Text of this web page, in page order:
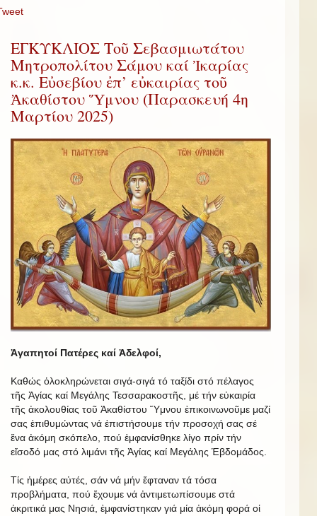
ΕΓΚΥΚΛΙΟΣ Τοῦ Σεβασμιωτάτου
Μητροπολίτου Σάμου καί Ἰκαρίας
κ.κ. Εὐσεβίου ἐπ’ εὐκαιρίας τοῦ
Ἀκαθίστου Ὕμνου (Παρασκευή 4η
Μαρτίου 2025)
Ἀγαπητοί Πατέρες καί Ἀδελφοί,
Καθώς ὁλοκληρώνεται σιγά-σιγά τό ταξίδι στό πέλαγος
τῆς Ἁγίας καί Μεγάλης Τεσσαρακοστῆς, μέ τήν εὐκαιρία
τῆς ἀκολουθίας τοῦ Ἀκαθίστου Ὕμνου ἐπικοινωνοῦμε μαζί
σας ἐπιθυμώντας νά ἐπιστήσουμε τήν προσοχή σας σέ
ἕνα ἀκόμη σκόπελο, πού ἐμφανίσθηκε λίγο πρίν τήν
εἴσοδό μας στό λιμάνι τῆς Ἁγίας καί Μεγάλης Ἑβδομάδος.
Τίς ἡμέρες αὐτές, σάν νά μήν ἔφταναν τά τόσα
προβλήματα, πού ἔχουμε νά ἀντιμετωπίσουμε στά
ἀκριτικά μας Νησιά, ἐμφανίστηκαν γιά μία ἀκόμη φορά οἱ